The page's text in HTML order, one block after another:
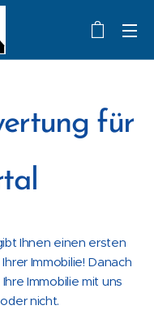
für
Ihnen einen ersten
Immobilie! Danach
Immobilie mit uns
nicht.